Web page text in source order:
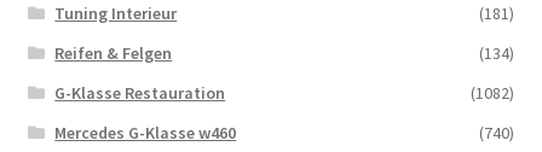
Tuning Interieur
(181)
Reifen & Felgen
(134)
G-Klasse Restauration
(1082)
Mercedes G-Klasse w460
(740)